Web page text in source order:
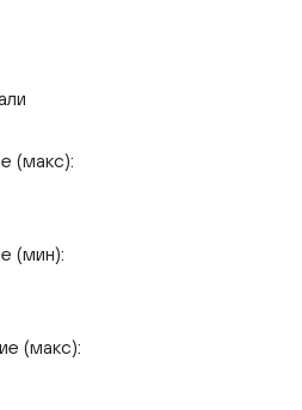
(макс):
(мин):
(макс):